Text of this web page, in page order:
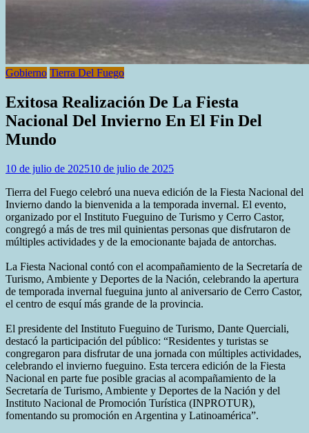
Gobierno Tierra Del Fuego
Exitosa Realización De La Fiesta
Nacional Del Invierno En El Fin Del
Mundo
10 de julio de 202510 de julio de 2025
Tierra del Fuego celebró una nueva edición de la Fiesta Nacional del
Invierno dando la bienvenida a la temporada invernal. El evento,
organizado por el Instituto Fueguino de Turismo y Cerro Castor,
congregó a más de tres mil quinientas personas que disfrutaron de
múltiples actividades y de la emocionante bajada de antorchas.
La Fiesta Nacional contó con el acompañamiento de la Secretaría de
Turismo, Ambiente y Deportes de la Nación, celebrando la apertura
de temporada invernal fueguina junto al aniversario de Cerro Castor,
el centro de esquí más grande de la provincia.
El presidente del Instituto Fueguino de Turismo, Dante Querciali,
destacó la participación del público: “Residentes y turistas se
congregaron para disfrutar de una jornada con múltiples actividades,
celebrando el invierno fueguino. Esta tercera edición de la Fiesta
Nacional en parte fue posible gracias al acompañamiento de la
Secretaría de Turismo, Ambiente y Deportes de la Nación y del
Instituto Nacional de Promoción Turística (INPROTUR),
fomentando su promoción en Argentina y Latinoamérica”.